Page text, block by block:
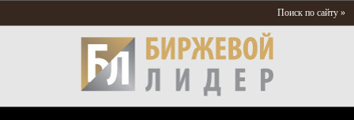
Поиск по сайту »